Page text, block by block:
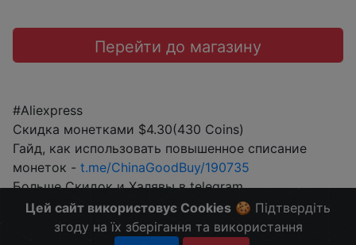
Перейти до магазину
#Aliexpress
Скидка монетками $4.30(430 Coins)
Гайд, как использовать повышенное списание
монеток - t.me/ChinaGoodBuy/190735
Больше Скидок и Халявы в telegram
t.me/%2B8jHVizJO6XY3M2Qy
Цей сайт використовує Cookies 🍪 Підтвердіть
згоду на їх зберігання та використання